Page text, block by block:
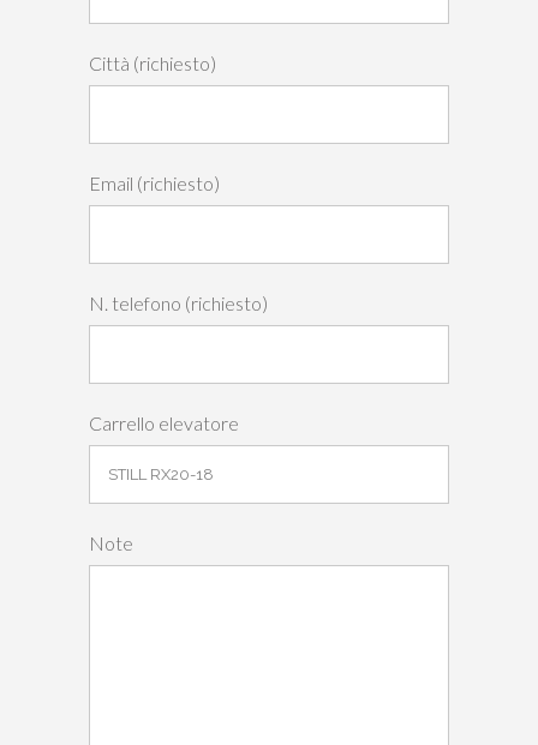
Città (richiesto)
Email (richiesto)
N. telefono (richiesto)
Carrello elevatore
Note